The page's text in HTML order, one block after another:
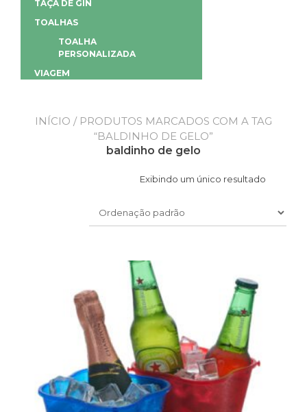
INÍCIO / PRODUTOS MARCADOS COM A TAG
“BALDINHO DE GELO”
baldinho de gelo
Exibindo um único resultado
TAÇA DE GIN
TOALHAS
TOALHA
PERSONALIZADA
VIAGEM